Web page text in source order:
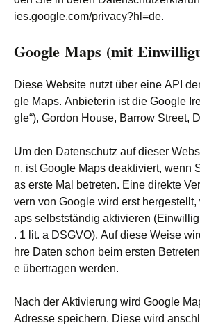
ies.google.com/privacy?hl=de.
Google Maps (mit
Diese Website nutzt über eine API
gle Maps. Anbieterin ist die Google
gle“), Gordon House, Barrow Street,
Um den Datenschutz auf dieser
n, ist Google Maps deaktiviert, wenn
as erste Mal betreten. Eine direkte
vern von Google wird erst
aps selbstständig aktivieren
. 1 lit. a DSGVO). Auf diese Weise
hre Daten schon beim ersten
e übertragen werden.
Nach der Aktivierung wird Google
Adresse speichern. Diese wird